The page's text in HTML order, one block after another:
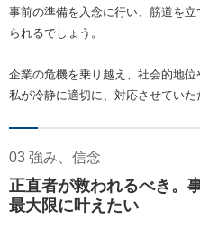
事前の準備を入念に行い、筋道を
られるでしょう。
企業の危機を乗り越え、社会的地位
私が冷静に適切に、対応させていた
03 強み、信念
正直者が救われるべき。
最大限に叶えたい